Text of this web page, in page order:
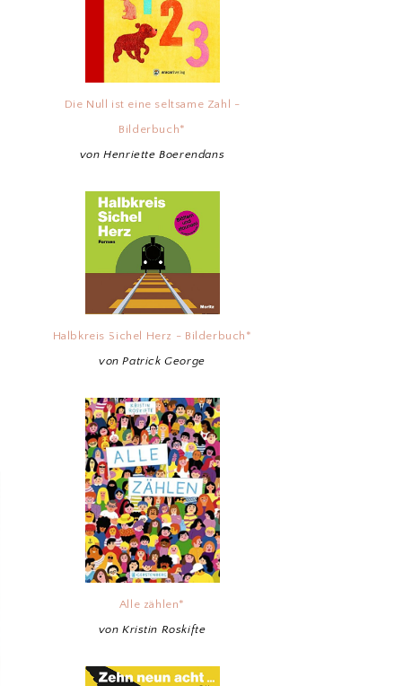
Die Null ist eine seltsame Zahl -
Bilderbuch*
von Henriette Boerendans
Halbkreis Sichel Herz - Bilderbuch*
von Patrick George
Alle zählen*
von Kristin Roskifte